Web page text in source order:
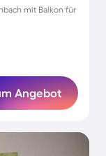
mit Balkon für
Angebot